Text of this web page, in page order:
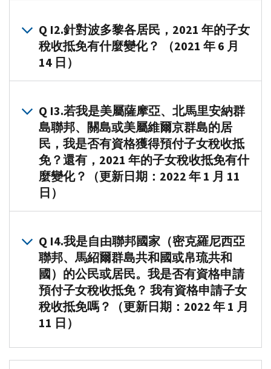
您
沒
有
資
格
取
預
付
子
女
稅
抵
您
可
能
有
資
格
您
的
Q I2.針對波多黎各居民，2021 年的子女
稅收抵免有什麼變化？ （2021 年 6 月
14 日）
年
子
女
稅
收
抵
免
的
高
額
度
已
從
2000
美
Q I3.若我是美屬薩摩亞、北馬里安納群
島聯邦、關島或美屬維爾京群島的居
民，我是否有資格獲得預付子女稅收抵
免？還有，2021 年的子女稅收抵免有什
麼變化？（更新日期：2022 年 1 月 11
日）
您
可
能
已
經
有
資
Q I4.我是自由聯邦國家（密克羅尼西亞
聯邦、馬紹爾群島共和國或帛琉共和
國）的公民或居民。我是否有資格申請
預付子女稅收抵免？ 我有資格申請子女
稅收抵免嗎？（更新日期：2022 年 1 月
11 日）